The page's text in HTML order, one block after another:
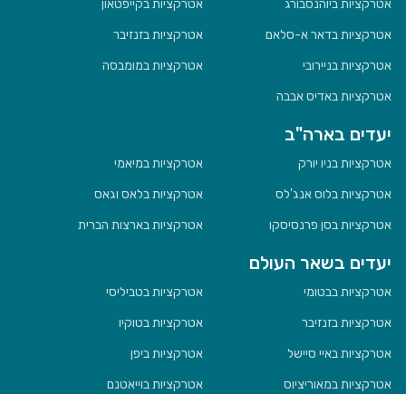
אטרקציות ביוהנסבורג
אטרקציות בקייפטאון
אטרקציות בדאר א-סלאם
אטרקציות בזנזיבר
אטרקציות בניירובי
אטרקציות במומבסה
אטרקציות באדיס אבבה
יעדים בארה"ב
אטרקציות בניו יורק
אטרקציות במיאמי
אטרקציות בלוס אנג'לס
אטרקציות בלאס וגאס
אטרקציות בסן פרנסיסקו
אטרקציות בארצות הברית
יעדים בשאר העולם
אטרקציות בבטומי
אטרקציות בטביליסי
אטרקציות בזנזיבר
אטרקציות בטוקיו
אטרקציות באיי סיישל
אטרקציות ביפן
אטרקציות במאוריציוס
אטרקציות בוייאטנם